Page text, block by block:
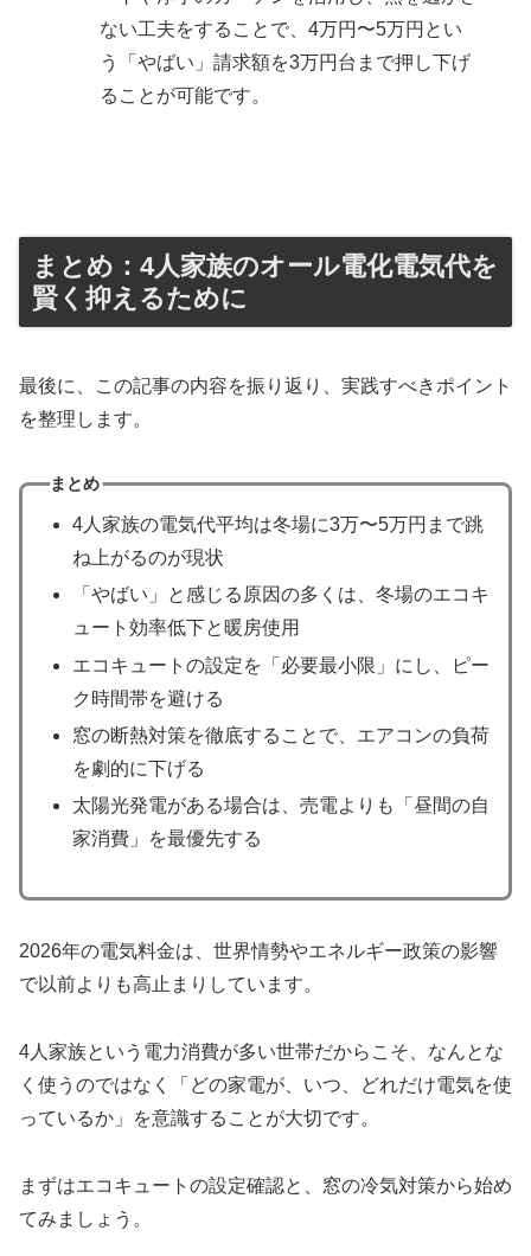
ない工夫をすることで、4万円〜5万円とい
う「やばい」請求額を3万円台まで押し下げ
ることが可能です。
まとめ：4人家族のオール電化電気代を
賢く抑えるために
最後に、この記事の内容を振り返り、実践すべきポイント
を整理します。
まとめ
4人家族の電気代平均は冬場に3万〜5万円まで跳
ね上がるのが現状
「やばい」と感じる原因の多くは、冬場のエコキ
ュート効率低下と暖房使用
エコキュートの設定を「必要最小限」にし、ピー
ク時間帯を避ける
窓の断熱対策を徹底することで、エアコンの負荷
を劇的に下げる
太陽光発電がある場合は、売電よりも「昼間の自
家消費」を最優先する
2026年の電気料金は、世界情勢やエネルギー政策の影響
で以前よりも高止まりしています。
4人家族という電力消費が多い世帯だからこそ、なんとな
く使うのではなく「どの家電が、いつ、どれだけ電気を使
っているか」を意識することが大切です。
まずはエコキュートの設定確認と、窓の冷気対策から始め
てみましょう。